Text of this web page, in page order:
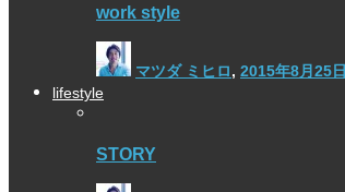
work style
マツダ ミヒロ, 2015年8月25日
lifestyle
STORY